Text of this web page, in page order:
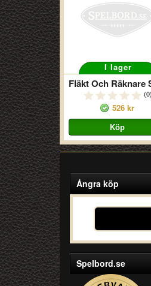
I lager
(0)
526 kr
Ångra köp
Spelbord.se